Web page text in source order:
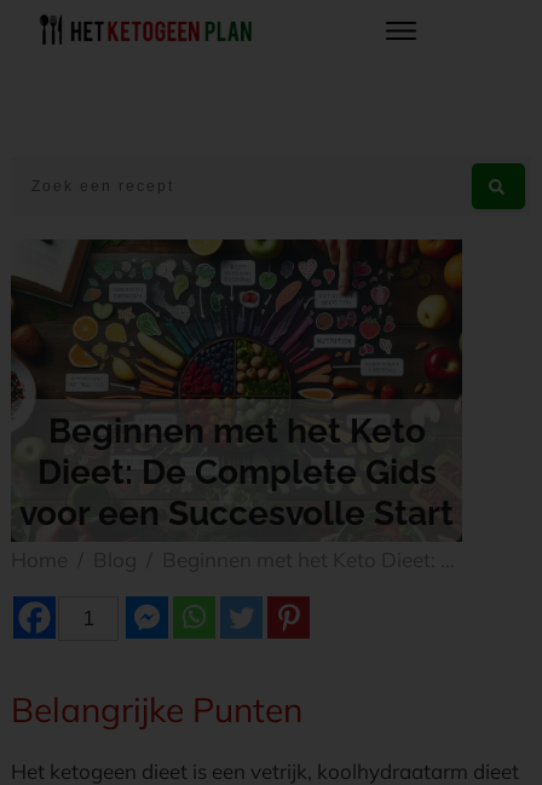
Beginnen met het Keto
Dieet: De Complete Gids
voor een Succesvolle Start
1
Belangrijke Punten
Het ketogeen dieet is een vetrijk, koolhydraatarm dieet